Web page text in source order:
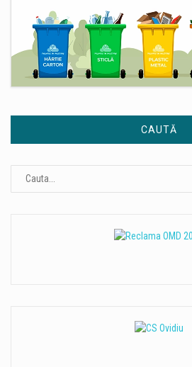
CAUTĂ